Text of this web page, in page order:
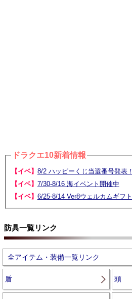
ドラクエ10新着情報
【イベ】 8/2 ハッピーくじ当選番号発表！
【イベ】 7/30-8/16 海イベント開催中
【イベ】 6/25-8/14 Ver8ウェルカムギフト
防具一覧リンク
全アイテム・装備一覧リンク
盾 頭